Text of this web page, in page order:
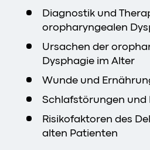
Diagnostik und
oropharyngealen
Ursachen der
Dysphagie im Alter
Wunde und
Schlafstörungen und
Risikofaktoren des
alten Patienten